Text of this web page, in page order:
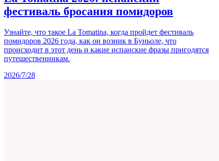
фестиваль бросания помидоров
Узнайте, что такое La Tomatina, когда пройдет фестиваль
помидоров 2026 года, как он возник в Буньоле, что
происходит в этот день и какие испанские фразы пригодятся
путешественникам.
2026/7/28